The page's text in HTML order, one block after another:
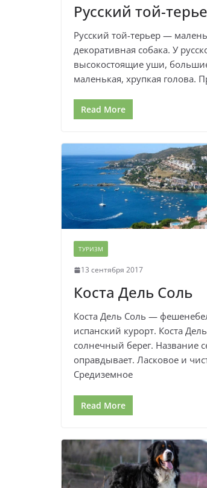
Русский той-
Русский той-терьер —
декоративная собака. У
высокостоящие уши,
маленькая, хрупкая голова.
Read More
ТУРИЗМ
13 сентября 2017
Коста Дель Соль
Коста Дель Соль —
испанский курорт. Коста
солнечный берег. Название
оправдывает. Ласковое и
Средиземное
Read More